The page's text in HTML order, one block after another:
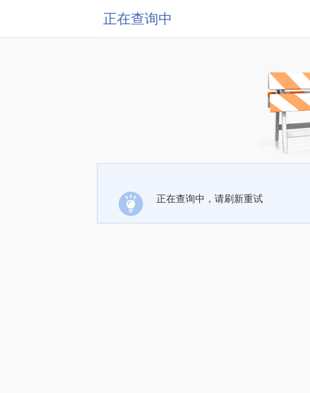
正在查询中
正在查询中，请刷新重试